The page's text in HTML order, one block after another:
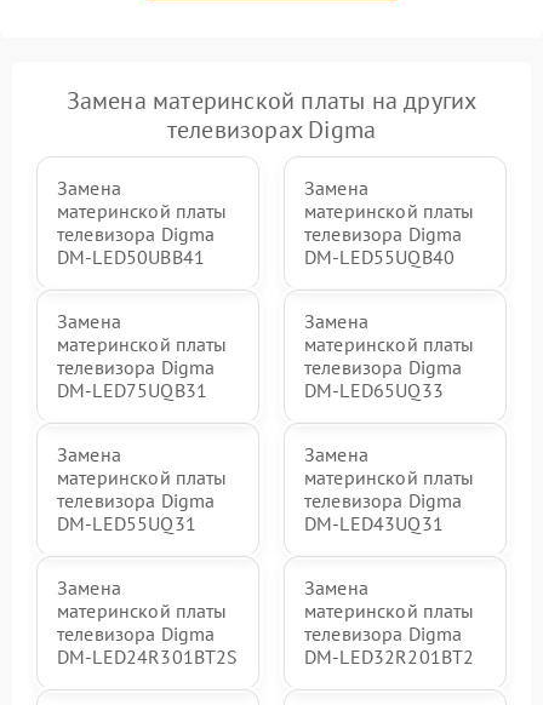
Замена материнской платы на других
телевизорах Digma
Замена
материнской платы
телевизора Digma
DM-LED50UBB41
Замена
материнской платы
телевизора Digma
DM-LED55UQB40
Замена
материнской платы
телевизора Digma
DM-LED75UQB31
Замена
материнской платы
телевизора Digma
DM-LED65UQ33
Замена
материнской платы
телевизора Digma
DM-LED55UQ31
Замена
материнской платы
телевизора Digma
DM-LED43UQ31
Замена
материнской платы
телевизора Digma
DM-LED24R301BT2S
Замена
материнской платы
телевизора Digma
DM-LED32R201BT2